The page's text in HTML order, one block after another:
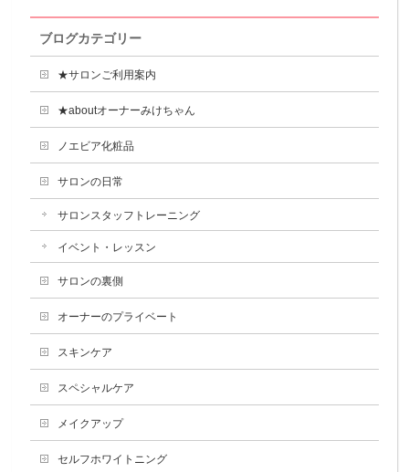
ブログカテゴリー
★サロンご利用案内
★aboutオーナーみけちゃん
ノエビア化粧品
サロンの日常
サロンスタッフトレーニング
イベント・レッスン
サロンの裏側
オーナーのプライベート
スキンケア
スペシャルケア
メイクアップ
セルフホワイトニング